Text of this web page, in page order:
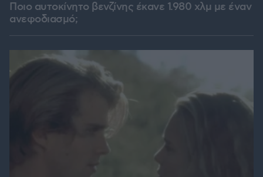
Ποιο αυτοκίνητο βενζίνης έκανε 1.980 χλμ με έναν
ανεφοδιασμό;